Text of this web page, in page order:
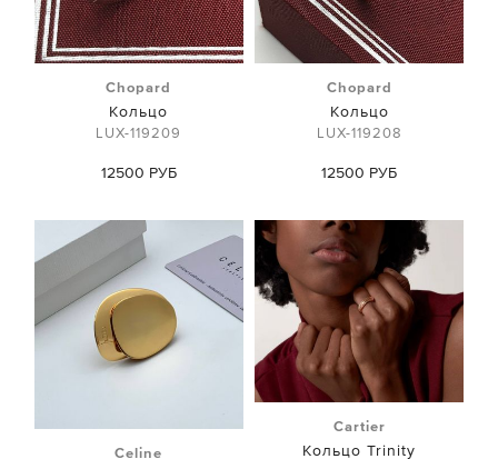
Chopard
Кольцо
LUX-119209
12500 РУБ
Chopard
Кольцо
LUX-119208
12500 РУБ
Celine
Cartier
Кольцо Trinity